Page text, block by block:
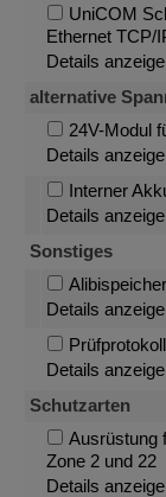
UniCOM
Ethernet TCP/
Details
alternative
24V-Modul
Details
Interner
Details
Sonstiges
Details
Details
Schutzarten
Ausrüstung
Zone 2 und 22
Details